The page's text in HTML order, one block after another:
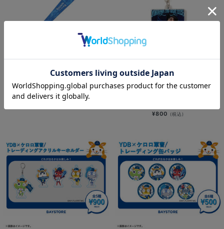
NEW
YOKOHAMA STAR☆NIGHT 2026/
ネックストラップ
NEW
YOKOHAMA STAR☆NIGHT 2026/
¥800 (税込)